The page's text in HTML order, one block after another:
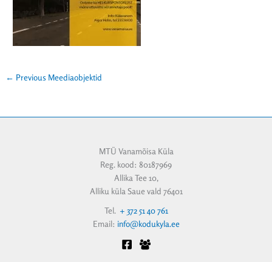
← Previous Meediaobjektid
MTÜ Vanamõisa Küla
Reg. kood: 80187969
Allika Tee 10,
Alliku küla Saue vald 76401
Tel. + 372 51 40 761
Email: info@kodukyla.ee